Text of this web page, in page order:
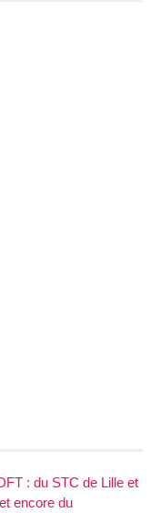
: du STC de Lille et
encore du